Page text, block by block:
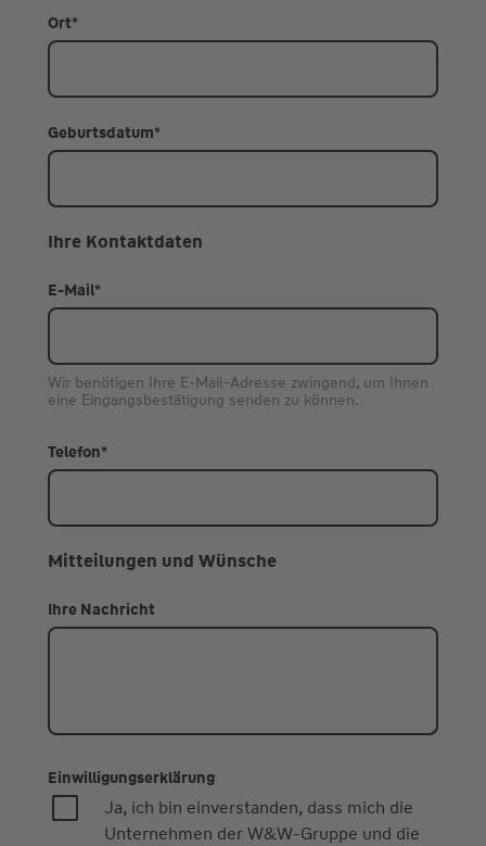
Ort*
Geburtsdatum*
Ihre Kontaktdaten
E-Mail*
Wir benötigen Ihre E-Mail-Adresse zwingend, um Ihnen
eine Eingangsbestätigung senden zu können.
Telefon*
Mitteilungen und Wünsche
Ihre Nachricht
Einwilligungserklärung
Ja, ich bin einverstanden, dass mich die
Unternehmen der W&W-Gruppe und die